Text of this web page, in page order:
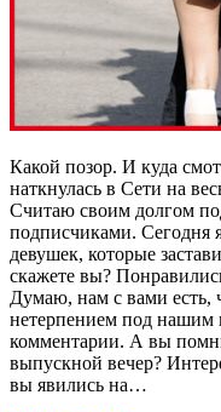
Какой позор. И куда
наткнулась в Сети на
Считаю своим долгом
подписчиками. Сегодня
девушек, которые
скажете вы?
Думаю, нам с вами есть,
нетерпением под нашим
комментарии. А вы
выпускной вечер?
вы явились на…